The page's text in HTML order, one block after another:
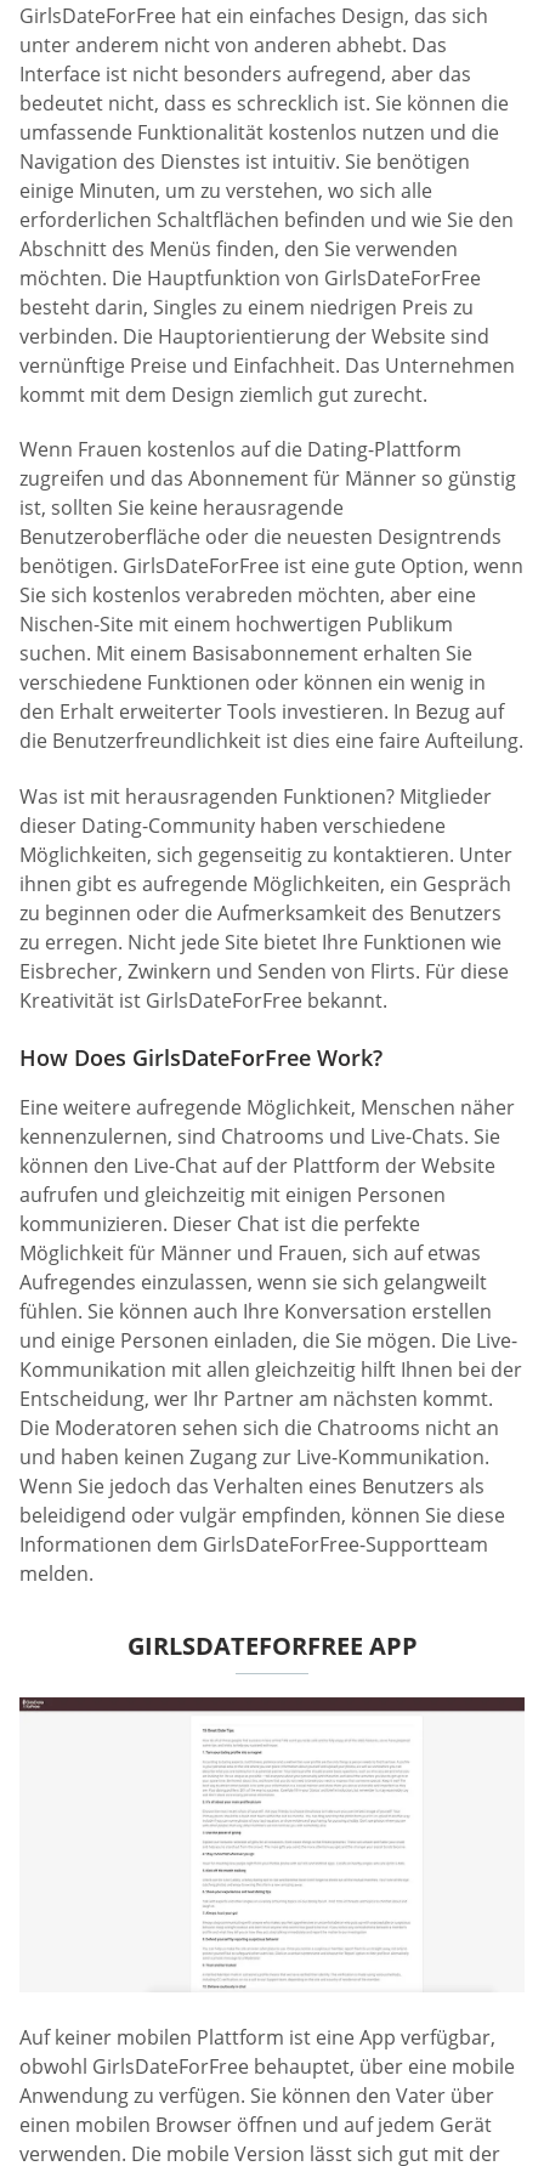
GirlsDateForFree hat ein einfaches Design, das sich
unter anderem nicht von anderen abhebt. Das
Interface ist nicht besonders aufregend, aber das
bedeutet nicht, dass es schrecklich ist. Sie können die
umfassende Funktionalität kostenlos nutzen und die
Navigation des Dienstes ist intuitiv. Sie benötigen
einige Minuten, um zu verstehen, wo sich alle
erforderlichen Schaltflächen befinden und wie Sie den
Abschnitt des Menüs finden, den Sie verwenden
möchten. Die Hauptfunktion von GirlsDateForFree
besteht darin, Singles zu einem niedrigen Preis zu
verbinden. Die Hauptorientierung der Website sind
vernünftige Preise und Einfachheit. Das Unternehmen
kommt mit dem Design ziemlich gut zurecht.
Wenn Frauen kostenlos auf die Dating-Plattform
zugreifen und das Abonnement für Männer so günstig
ist, sollten Sie keine herausragende
Benutzeroberfläche oder die neuesten Designtrends
benötigen. GirlsDateForFree ist eine gute Option, wenn
Sie sich kostenlos verabreden möchten, aber eine
Nischen-Site mit einem hochwertigen Publikum
suchen. Mit einem Basisabonnement erhalten Sie
verschiedene Funktionen oder können ein wenig in
den Erhalt erweiterter Tools investieren. In Bezug auf
die Benutzerfreundlichkeit ist dies eine faire Aufteilung.
Was ist mit herausragenden Funktionen? Mitglieder
dieser Dating-Community haben verschiedene
Möglichkeiten, sich gegenseitig zu kontaktieren. Unter
ihnen gibt es aufregende Möglichkeiten, ein Gespräch
zu beginnen oder die Aufmerksamkeit des Benutzers
zu erregen. Nicht jede Site bietet Ihre Funktionen wie
Eisbrecher, Zwinkern und Senden von Flirts. Für diese
Kreativität ist GirlsDateForFree bekannt.
How Does GirlsDateForFree Work?
Eine weitere aufregende Möglichkeit, Menschen näher
kennenzulernen, sind Chatrooms und Live-Chats. Sie
können den Live-Chat auf der Plattform der Website
aufrufen und gleichzeitig mit einigen Personen
kommunizieren. Dieser Chat ist die perfekte
Möglichkeit für Männer und Frauen, sich auf etwas
Aufregendes einzulassen, wenn sie sich gelangweilt
fühlen. Sie können auch Ihre Konversation erstellen
und einige Personen einladen, die Sie mögen. Die Live-
Kommunikation mit allen gleichzeitig hilft Ihnen bei der
Entscheidung, wer Ihr Partner am nächsten kommt.
Die Moderatoren sehen sich die Chatrooms nicht an
und haben keinen Zugang zur Live-Kommunikation.
Wenn Sie jedoch das Verhalten eines Benutzers als
beleidigend oder vulgär empfinden, können Sie diese
Informationen dem GirlsDateForFree-Supportteam
melden.
GIRLSDATEFORFREE APP
Auf keiner mobilen Plattform ist eine App verfügbar,
obwohl GirlsDateForFree behauptet, über eine mobile
Anwendung zu verfügen. Sie können den Vater über
einen mobilen Browser öffnen und auf jedem Gerät
verwenden. Die mobile Version lässt sich gut mit der